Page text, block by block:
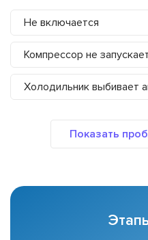
Не включается
Компрессор не
Холодильник выбивает